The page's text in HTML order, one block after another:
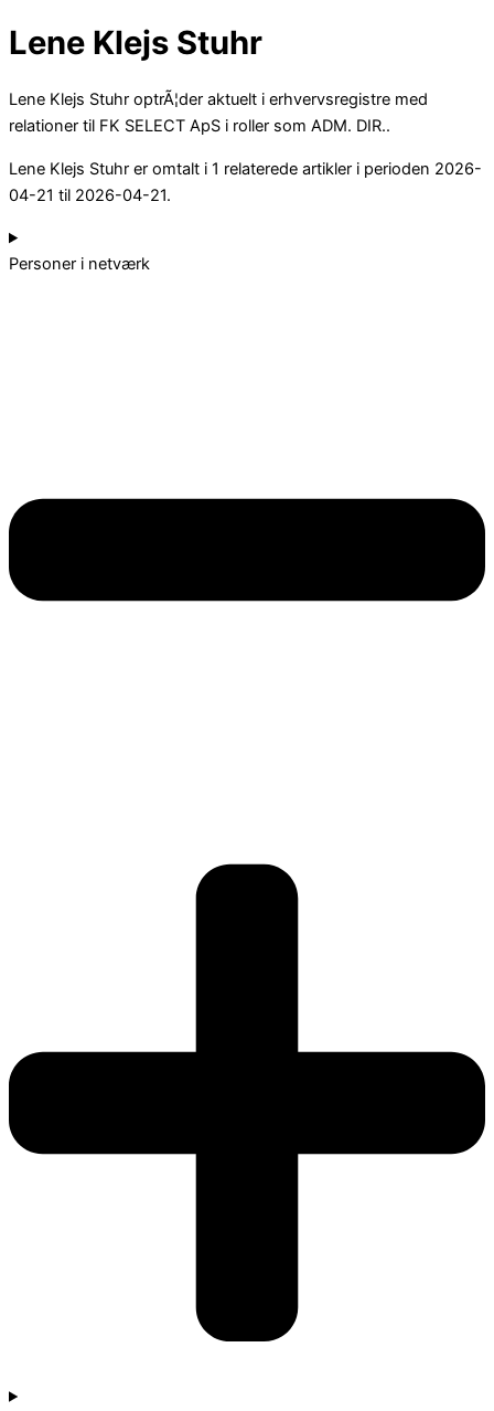
Lene Klejs Stuhr
Lene Klejs Stuhr optrÃ¦der aktuelt i erhvervsregistre med
relationer til FK SELECT ApS i roller som ADM. DIR..
Lene Klejs Stuhr er omtalt i 1 relaterede artikler i perioden 2026-
04-21 til 2026-04-21.
Personer i netværk